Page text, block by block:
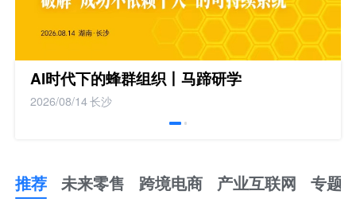
AI时代下的蜂群组织丨马蹄研学
2026/08/14长沙
推荐 未来零售 跨境电商 产业互联网 专题